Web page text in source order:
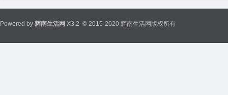
Powered by 辉南生活网 X3.2 © 2015-2020 辉南生活网版权所有